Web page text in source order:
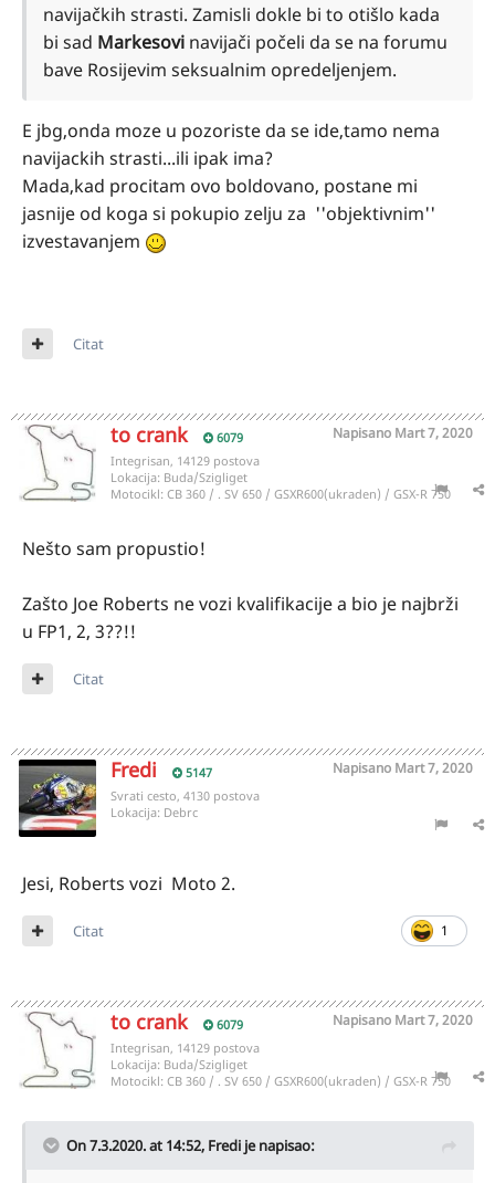
navijačkih strasti. Zamisli dokle bi to otišlo kada
bi sad Markesovi navijači počeli da se na forumu
bave Rosijevim seksualnim opredeljenjem.
E jbg,onda moze u pozoriste da se ide,tamo nema
navijackih strasti...ili ipak ima?
Mada,kad procitam ovo boldovano, postane mi
jasnije od koga si pokupio zelju za ''objektivnim''
izvestavanjem
Citat
to crank 6079 Napisano Mart 7, 2020
Integrisan, 14129 postova
Lokacija: Buda/Szigliget
Motocikl: CB 360 / . SV 650 / GSXR600(ukraden) / GSX-R 750
Nešto sam propustio!
Zašto Joe Roberts ne vozi kvalifikacije a bio je najbrži
u FP1, 2, 3??!!
Citat
Fredi 5147 Napisano Mart 7, 2020
Svrati cesto, 4130 postova
Lokacija: Debrc
Jesi, Roberts vozi Moto 2.
1
Citat
to crank 6079 Napisano Mart 7, 2020
Integrisan, 14129 postova
Lokacija: Buda/Szigliget
Motocikl: CB 360 / . SV 650 / GSXR600(ukraden) / GSX-R 750
On 7.3.2020. at 14:52, Fredi je napisao: